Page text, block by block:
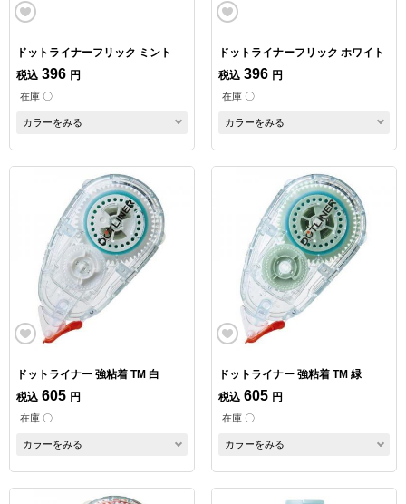
ドットライナーフリック ミント
税込 396 円
在庫 〇
カラーをみる
ドットライナーフリック ホワイト
税込 396 円
在庫 〇
カラーをみる
ドットライナー 強粘着 TM 白
税込 605 円
在庫 〇
カラーをみる
ドットライナー 強粘着 TM 緑
税込 605 円
在庫 〇
カラーをみる